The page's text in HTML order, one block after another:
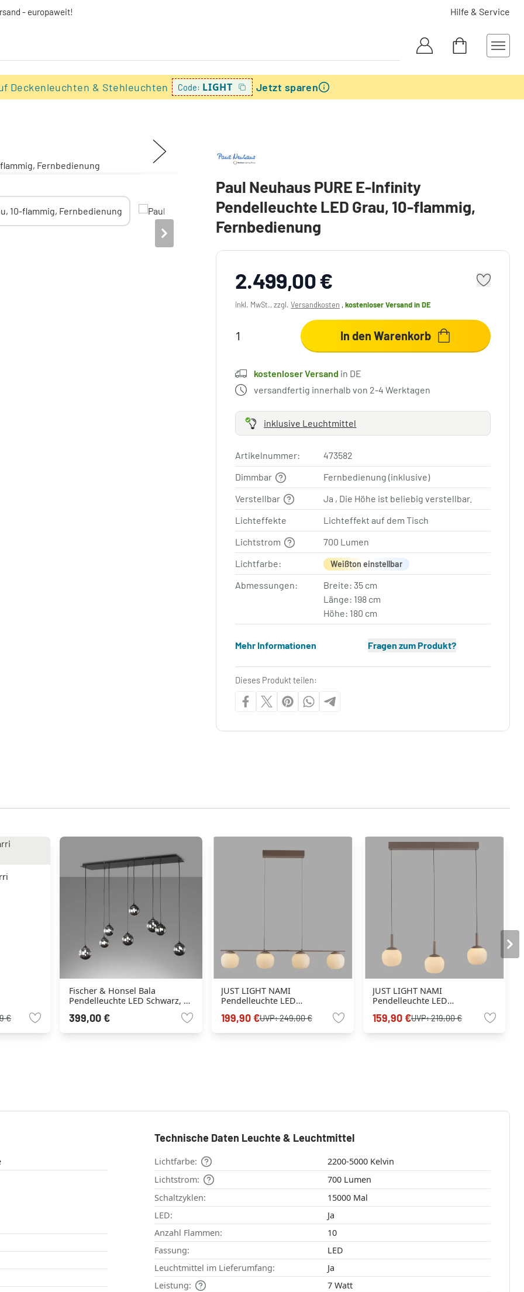
- europaweit! Hilfe & Service
Deckenleuchten & Stehleuchten Code: LIGHT Jetzt sparen
Paul Neuhaus PURE E-Infinity
Pendelleuchte LED Grau, 10-flammig,
Fernbedienung
2.499,00 €
inkl. MwSt., zzgl.Versandkosten ,kostenloser Versandin DE
In den Warenkorb
kostenloser Versand in DE
versandfertig innerhalb von 2-4 Werktagen
inklusive Leuchtmittel
Artikelnummer:
473582
Dimmbar
Fernbedienung (inklusive)
Verstellbar
Ja , Die Höhe ist beliebig verstellbar.
Lichteffekte
Lichteffekt auf dem Tisch
Lichtstrom
700 Lumen
Lichtfarbe:
Weißton einstellbar
Abmessungen:
Breite: 35 cm
Länge: 198 cm
Höhe: 180 cm
Mehr Informationen Fragen zum Produkt?
Dieses Produkt teilen:
€
Fischer & Honsel Bala
Pendelleuchte LED Schwarz, 8-
399,00 €
JUST LIGHT NAMI
Pendelleuchte LED
199,90 €UVP:249,00 €
JUST LIGHT NAMI
Pendelleuchte LED
159,90 €UVP:219,00 €
Technische Daten Leuchte & Leuchtmittel
Lichtfarbe:
2200-5000 Kelvin
Lichtstrom:
700 Lumen
Schaltzyklen:
15000 Mal
LED:
Ja
Anzahl Flammen:
10
Fassung:
LED
Leuchtmittel im Lieferumfang:
Ja
Leistung:
7 Watt